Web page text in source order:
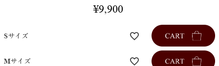
¥9,900
Sサイズ
Mサイズ